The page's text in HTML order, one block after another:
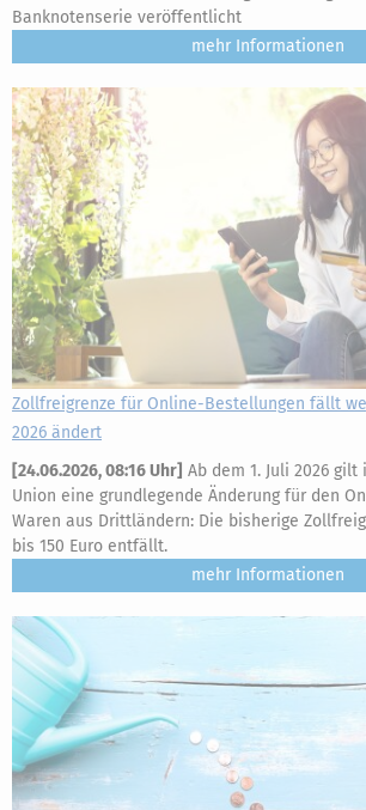
Banknotenserie veröffentlicht
mehr
Zollfreigrenze für Online-Bestellungen fällt
2026 ändert
[24.06.2026, 08:16 Uhr] Ab dem 1. Juli 2026
Union eine grundlegende Änderung für den
Waren aus Drittländern: Die bisherige
bis 150 Euro entfällt.
mehr